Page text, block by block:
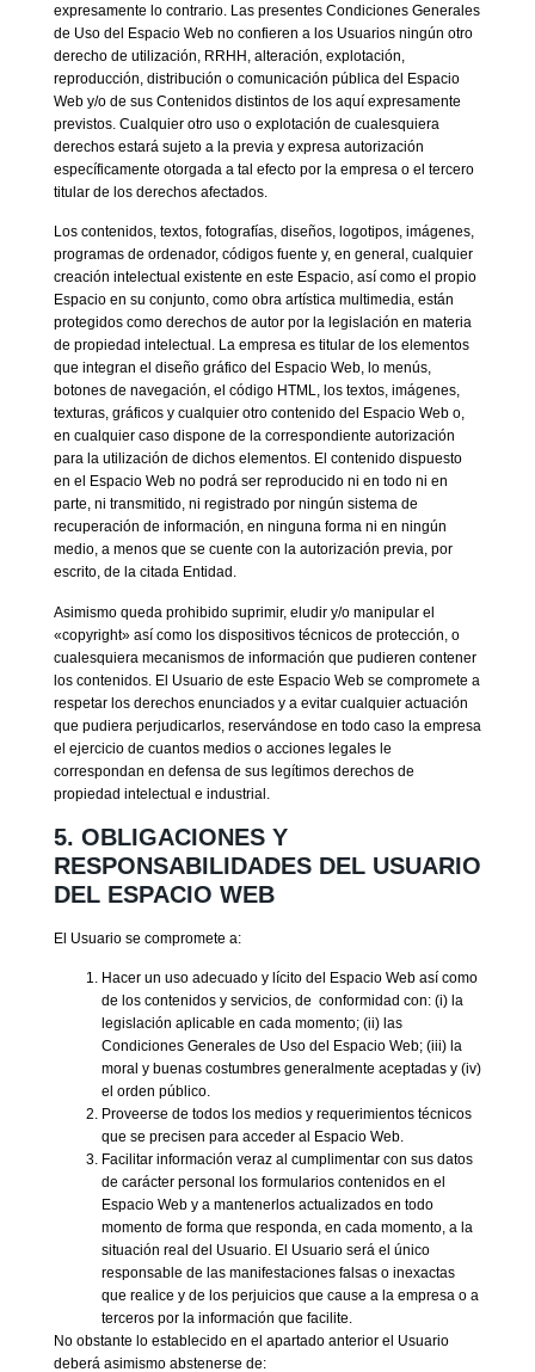
expresamente lo contrario. Las presentes Condiciones Generales
de Uso del Espacio Web no confieren a los Usuarios ningún otro
derecho de utilización, RRHH, alteración, explotación,
reproducción, distribución o comunicación pública del Espacio
Web y/o de sus Contenidos distintos de los aquí expresamente
previstos. Cualquier otro uso o explotación de cualesquiera
derechos estará sujeto a la previa y expresa autorización
específicamente otorgada a tal efecto por la empresa o el tercero
titular de los derechos afectados.
Los contenidos, textos, fotografías, diseños, logotipos, imágenes,
programas de ordenador, códigos fuente y, en general, cualquier
creación intelectual existente en este Espacio, así como el propio
Espacio en su conjunto, como obra artística multimedia, están
protegidos como derechos de autor por la legislación en materia
de propiedad intelectual. La empresa es titular de los elementos
que integran el diseño gráfico del Espacio Web, lo menús,
botones de navegación, el código HTML, los textos, imágenes,
texturas, gráficos y cualquier otro contenido del Espacio Web o,
en cualquier caso dispone de la correspondiente autorización
para la utilización de dichos elementos. El contenido dispuesto
en el Espacio Web no podrá ser reproducido ni en todo ni en
parte, ni transmitido, ni registrado por ningún sistema de
recuperación de información, en ninguna forma ni en ningún
medio, a menos que se cuente con la autorización previa, por
escrito, de la citada Entidad.
Asimismo queda prohibido suprimir, eludir y/o manipular el
«copyright» así como los dispositivos técnicos de protección, o
cualesquiera mecanismos de información que pudieren contener
los contenidos. El Usuario de este Espacio Web se compromete a
respetar los derechos enunciados y a evitar cualquier actuación
que pudiera perjudicarlos, reservándose en todo caso la empresa
el ejercicio de cuantos medios o acciones legales le
correspondan en defensa de sus legítimos derechos de
propiedad intelectual e industrial.
5. OBLIGACIONES Y
RESPONSABILIDADES DEL USUARIO
DEL ESPACIO WEB
El Usuario se compromete a:
Hacer un uso adecuado y lícito del Espacio Web así como
de los contenidos y servicios, de conformidad con: (i) la
legislación aplicable en cada momento; (ii) las
Condiciones Generales de Uso del Espacio Web; (iii) la
moral y buenas costumbres generalmente aceptadas y (iv)
el orden público.
Proveerse de todos los medios y requerimientos técnicos
que se precisen para acceder al Espacio Web.
Facilitar información veraz al cumplimentar con sus datos
de carácter personal los formularios contenidos en el
Espacio Web y a mantenerlos actualizados en todo
momento de forma que responda, en cada momento, a la
situación real del Usuario. El Usuario será el único
responsable de las manifestaciones falsas o inexactas
que realice y de los perjuicios que cause a la empresa o a
terceros por la información que facilite.
No obstante lo establecido en el apartado anterior el Usuario
deberá asimismo abstenerse de: